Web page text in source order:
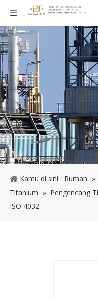
Kamu di sini: Rumah »
Titanium » Pengencang Ti
ISO 4032